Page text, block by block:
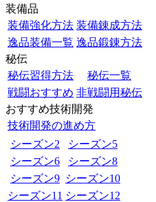
装備品
装備強化方法 装備錬成方法
逸品装備一覧 逸品鍛錬方法
秘伝
秘伝習得方法
秘伝一覧
戦闘おすすめ 非戦闘用秘伝
おすすめ技術開発
技術開発の進め方
シーズン2
シーズン5
シーズン6
シーズン8
シーズン9 シーズン10
シーズン11 シーズン12